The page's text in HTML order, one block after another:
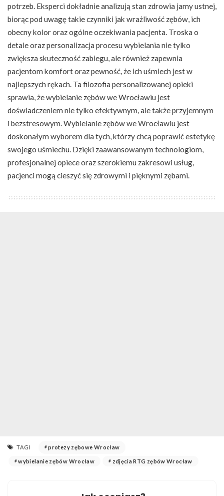
potrzeb. Eksperci dokładnie analizują stan zdrowia jamy ustnej,
biorąc pod uwagę takie czynniki jak wrażliwość zębów, ich
obecny kolor oraz ogólne oczekiwania pacjenta. Troska o
detale oraz personalizacja procesu wybielania nie tylko
zwiększa skuteczność zabiegu, ale również zapewnia
pacjentom komfort oraz pewność, że ich uśmiech jest w
najlepszych rękach. Ta filozofia personalizowanej opieki
sprawia, że wybielanie zębów we Wrocławiu jest
doświadczeniem nie tylko efektywnym, ale także przyjemnym
i bezstresowym. Wybielanie zębów we Wrocławiu jest
doskonałym wyborem dla tych, którzy chcą poprawić estetykę
swojego uśmiechu. Dzięki zaawansowanym technologiom,
profesjonalnej opiece oraz szerokiemu zakresowi usług,
pacjenci mogą cieszyć się zdrowymi i pięknymi zębami.
TAGI protezy zębowe Wrocław
wybielanie zębów Wrocław zdjęcia RTG zębów Wrocław